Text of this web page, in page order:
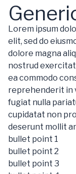
Lorem ipsum
elit, sed do
dolore magna
nostrud
ea commodo
reprehenderit in
fugiat nulla
cupidatat non
deserunt mollit
bullet point 1
bullet point 2
bullet point 3